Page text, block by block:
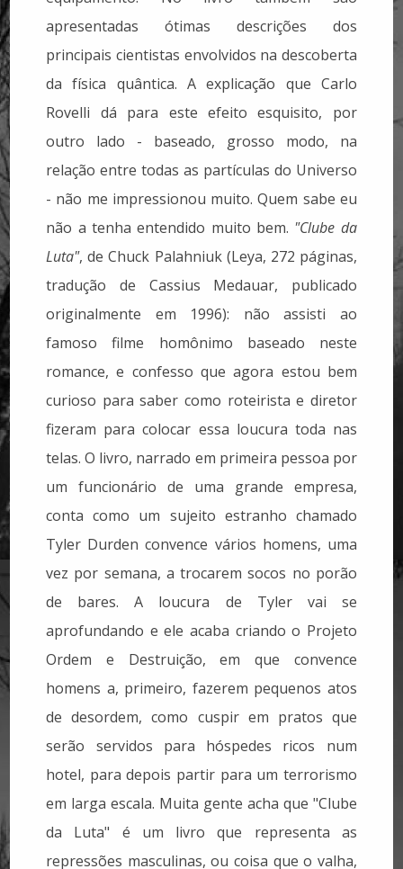
apresentadas ótimas descrições dos
principais cientistas envolvidos na descoberta
da física quântica. A explicação que Carlo
Rovelli dá para este efeito esquisito, por
outro lado - baseado, grosso modo, na
relação entre todas as partículas do Universo
- não me impressionou muito. Quem sabe eu
não a tenha entendido muito bem. "Clube da
Luta", de Chuck Palahniuk (Leya, 272 páginas,
tradução de Cassius Medauar, publicado
originalmente em 1996): não assisti ao
famoso filme homônimo baseado neste
romance, e confesso que agora estou bem
curioso para saber como roteirista e diretor
fizeram para colocar essa loucura toda nas
telas. O livro, narrado em primeira pessoa por
um funcionário de uma grande empresa,
conta como um sujeito estranho chamado
Tyler Durden convence vários homens, uma
vez por semana, a trocarem socos no porão
de bares. A loucura de Tyler vai se
aprofundando e ele acaba criando o Projeto
Ordem e Destruição, em que convence
homens a, primeiro, fazerem pequenos atos
de desordem, como cuspir em pratos que
serão servidos para hóspedes ricos num
hotel, para depois partir para um terrorismo
em larga escala. Muita gente acha que "Clube
da Luta" é um livro que representa as
repressões masculinas, ou coisa que o valha,